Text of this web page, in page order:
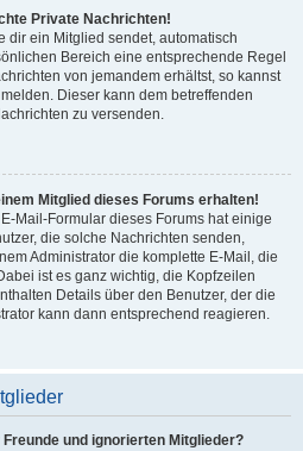
Private Nachrichten!
dir ein Mitglied sendet, automatisch
Bereich eine entsprechende Regel
von jemandem erhältst, so kannst
Dieser kann dem betreffenden
zu versenden.
Mitglied dieses Forums erhalten!
Mail-Formular dieses Forums hat einige
die solche Nachrichten senden,
Administrator die komplette E-Mail, die
ist es ganz wichtig, die Kopfzeilen
Details über den Benutzer, der die
kann dann entsprechend reagieren.
und ignorierten Mitglieder?